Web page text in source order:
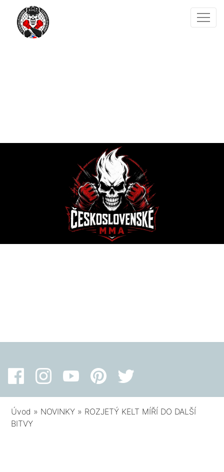
Úvod » NOVINKY » ROZJETÝ KELT MÍŘÍ DO DALŠÍ
BITVY